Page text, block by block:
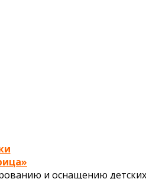
и оснащению